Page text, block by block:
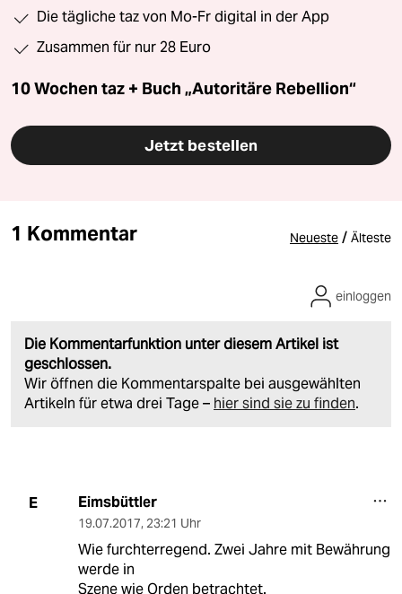
Die tägliche taz von Mo-Fr digital in der App
Zusammen für nur 28 Euro
10 Wochen taz + Buch „Autoritäre Rebellion“
Jetzt bestellen
1 Kommentar Neueste / Älteste
Die Kommentarfunktion unter diesem Artikel ist
geschlossen.
Wir öffnen die Kommentarspalte bei ausgewählten
Artikeln für etwa drei Tage – hier sind sie zu finden.
einloggen
E Eimsbüttler
19.07.2017, 23:21 Uhr
Wie furchterregend. Zwei Jahre mit Bewährung
werde in
Szene wie Orden betrachtet.